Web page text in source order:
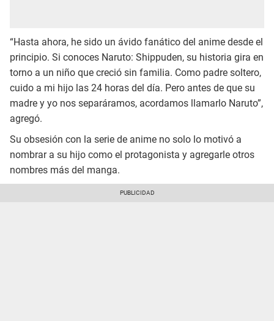
“Hasta ahora, he sido un ávido fanático del anime desde el
principio. Si conoces Naruto: Shippuden, su historia gira en
torno a un niño que creció sin familia. Como padre soltero,
cuido a mi hijo las 24 horas del día. Pero antes de que su
madre y yo nos separáramos, acordamos llamarlo Naruto”,
agregó.
Su obsesión con la serie de anime no solo lo motivó a
nombrar a su hijo como el protagonista y agregarle otros
nombres más del manga.